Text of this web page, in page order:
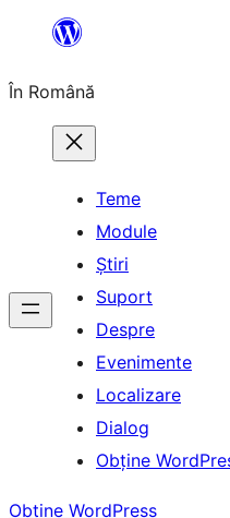
conținut
În Română
Teme
Module
Știri
Suport
Despre
Evenimente
Localizare
Dialog
Obține
Obține WordPress